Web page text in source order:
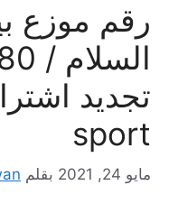
رقم موزع
sport
مايو 24, 2021 بقلم